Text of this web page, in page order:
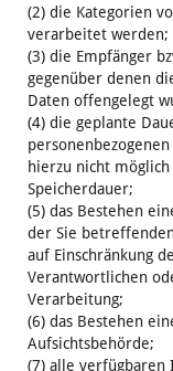
(2) die Kategorien
verarbeitet werden;
(3) die Empfänger
gegenüber denen
Daten offengelegt
(4) die geplante
hierzu nicht
Speicherdauer;
(5) das Bestehen
der Sie
auf Einschränkung
Verantwortlichen
Verarbeitung;
(6) das Bestehen
Aufsichtsbehörde;
(7) alle